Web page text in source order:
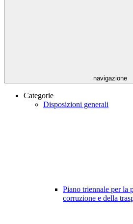
navigazione
Categorie
Disposizioni generali
Piano triennale per la
corruzione e della